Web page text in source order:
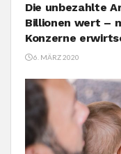
Die unbezahlte
Billionen wert –
Konzerne
6. MÄRZ 2020